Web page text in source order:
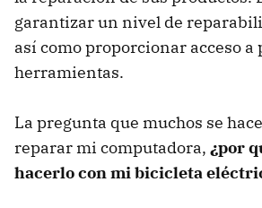
garantizar un nivel de
así como proporcionar acceso a
herramientas.
La pregunta que muchos se
reparar mi computadora, ¿por
hacerlo con mi bicicleta